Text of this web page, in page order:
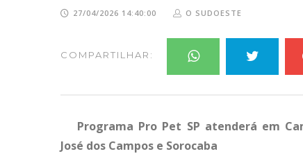
27/04/2026 14:40:00 O SUDOESTE
COMPARTILHAR:
Programa Pro Pet SP atenderá em
José dos Campos e Sorocaba